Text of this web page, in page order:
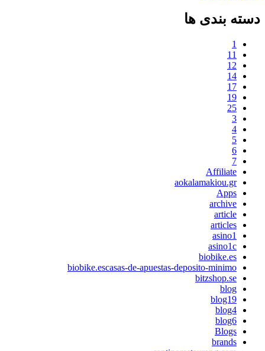
دسته بندی ها
1
11
12
14
17
19
25
3
4
5
6
7
Affiliate
aokalamakiou.gr
Apps
archive
article
articles
asino1
asino1c
biobike.es
biobike.escasas-de-apuestas-deposito-minimo
bitzshop.se
blog
blog19
blog4
blog6
Blogs
brands